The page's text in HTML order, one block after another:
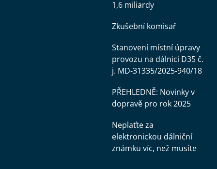
1,6 miliardy
Zkušební komisař
Stanovení místní úpravy
provozu na dálnici D35 č.
j. MD-31335/2025-940/18
PŘEHLEDNĚ: Novinky v
dopravě pro rok 2025
Neplaťte za
elektronickou dálniční
známku víc, než musíte